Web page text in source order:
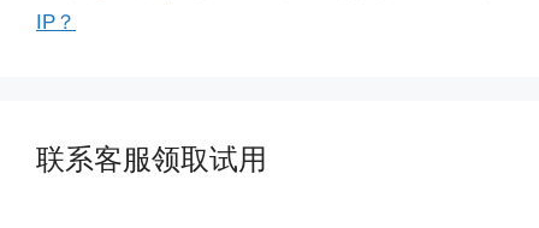
IP？
联系客服领取试用